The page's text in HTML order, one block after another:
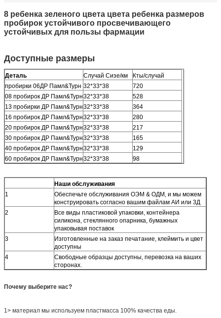
8 ребенка зеленого цвета цвета ребенка размеров
пробирок устойчивого просвечивающего
устойчивых для пользы фармации
Доступные размеры
Деталь Случай Сизе/км
Кты/случай
пробирки 06ДР Памл&Турн 32*33*38
720
08 пробирок ДР Памл&Турн32*33*38
528
13 пробирки ДР Памл&Турн32*33*38
364
16 пробирок ДР Памл&Турн32*33*38
280
20 пробирок ДР Памл&Турн32*33*38
217
30 пробирок ДР Памл&Турн32*33*38
165
40 пробирок ДР Памл&Турн32*33*38
129
60 пробирок ДР Памл&Турн32*33*38 98
Наши обслуживания
1
Обеспечьте обслуживания ОЭМ & ОДМ, и мы можем
конструировать согласно вашим файлам АИ или 3Д
2
Все виды пластиковой упаковки, контейнера
силикона, стеклянного опарника, бумажных
упаковывая поставок
3
Изготовленные на заказ печатание, клеймить и цвет
доступны
4
Свободные образцы доступны, перевозка на ваших
сторонах.
Почему выберите нас?
1> материал мы используем пластмасса 100% качества еды.